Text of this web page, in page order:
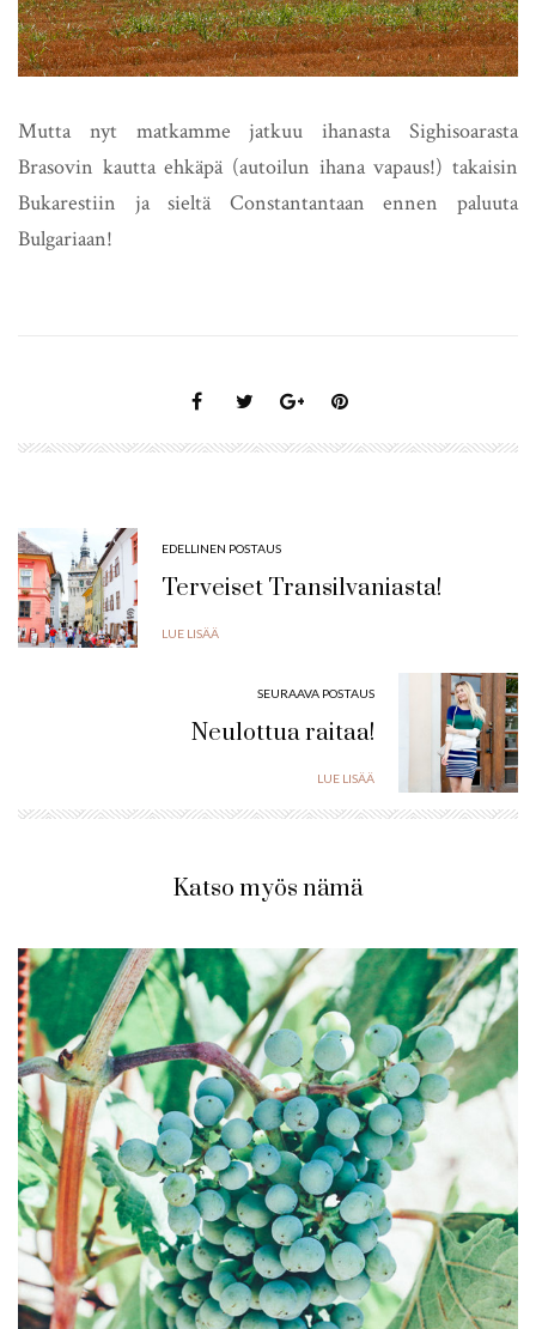
Mutta nyt matkamme jatkuu ihanasta Sighisoarasta
Brasovin kautta ehkäpä (autoilun ihana vapaus!) takaisin
Bukarestiin ja sieltä Constantantaan ennen paluuta
Bulgariaan!
EDELLINEN POSTAUS
Terveiset Transilvaniasta!
LUE LISÄÄ
SEURAAVA POSTAUS
Neulottua raitaa!
LUE LISÄÄ
Katso myös nämä